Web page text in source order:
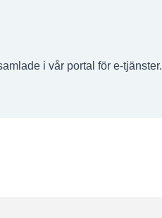
i vår portal för e-tjänster.